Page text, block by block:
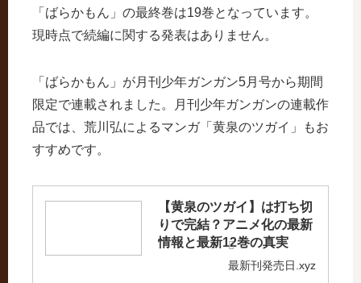
「ばらかもん」の最終巻は19巻となっています。
現時点で続編に関する発表はありません。
「ばらかもん」が月刊少年ガンガン5月号から期間
限定で連載されました。月刊少年ガンガンの連載作
品では、荒川弘によるマンガ「黄泉のツガイ」もお
すすめです。
【黄泉のツガイ】は打ち切
りで完結？アニメ化の最新
情報と最新12巻の真実
最新刊発売日.xyz